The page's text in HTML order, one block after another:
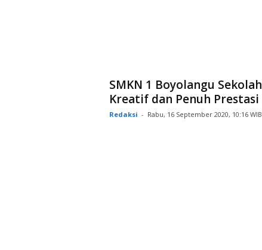
SMKN 1 Boyolangu Sekolah
Kreatif dan Penuh Prestasi
Redaksi - Rabu, 16 September 2020, 10:16 WIB